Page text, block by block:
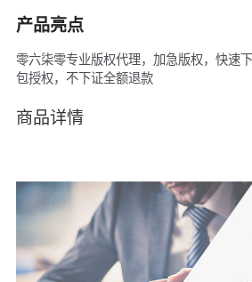
产品亮点
零六柒零专业版权代理，加急版权，快速
包授权，不下证全额退款
商品详情